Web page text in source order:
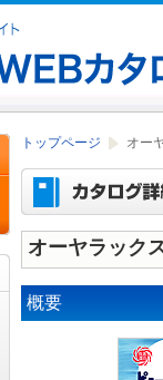
トップページ オー
オーヤラック
概要